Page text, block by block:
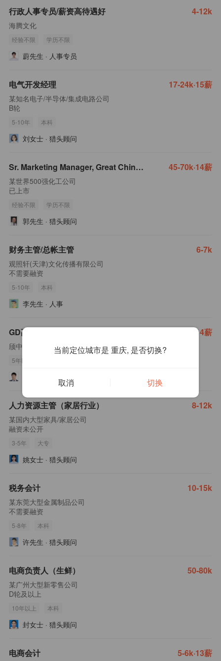
行政人事专员/薪资高待遇好 4-12k
海腾文化
经验不限 学历不限
蔚先生 · 人事专员
电气开发经理 17-24k·15薪
某知名电子/半导体/集成电路公司
B轮
5-10年 本科
刘女士 · 猎头顾问
Sr. Marketing Manager, Great China -电子胶 45-70k·14薪
某世界500强化工公司
已上市
经验不限 学历不限
郭先生 · 猎头顾问
财务主管/总帐主管 6-7k
观照轩(天津)文化传播有限公司
不需要融资
5-10年 本科
李先生 · 人事
GD高级设备工程师（磨划） 8-15k·14薪
颀中科技
5年以上
人力资源主管（家居行业） 8-12k
某国内大型家具/家居公司
融资未公开
3-5年 大专
姚女士 · 猎头顾问
税务会计 10-15k
某东莞大型金属制品公司
不需要融资
5-8年 本科
许先生 · 猎头顾问
电商负责人（生鲜） 50-80k
某广州大型新零售公司
D轮及以上
10年以上 本科
封女士 · 猎头顾问
电商会计 5-6k·13薪
当前定位城市是 重庆, 是否切换?
取消 切换